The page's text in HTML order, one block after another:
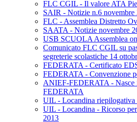
FLC CGIL - Il valore ATA
SAIR - Notizie n.6 novembre
FLC - Assemblea Distretto
SAATA - Notizie novembre
USB SCUOLA Assemblea
Comunicato FLC CGIL su
segreterie scolastiche 14
FEDERATA - Certificato
FEDERATA - Convenzione
ANIEF-FEDERATA - Nasce
FEDERATA
UIL - Locandina riepilogativa
UIL - Locandina - Ricorso
2013